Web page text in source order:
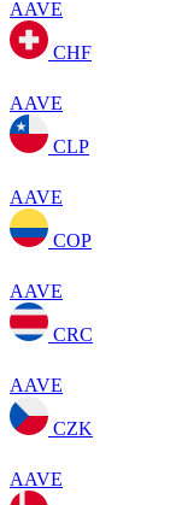
AAVE
CHF
AAVE
CLP
AAVE
COP
AAVE
CRC
AAVE
CZK
AAVE